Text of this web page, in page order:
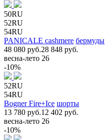
50RU
52RU
54RU
PANICALE cashmere бермуды
48 080 руб.28 848 руб.
весна-лето 26
-10%
52RU
54RU
Bogner Fire+Ice шорты
13 780 руб.12 402 руб.
весна-лето 26
-10%